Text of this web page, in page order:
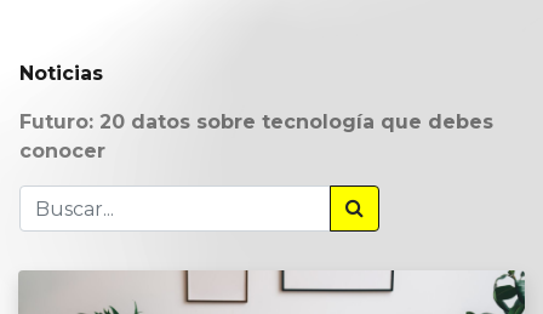
Noticias
Futuro: 20 datos sobre tecnología que debes
conocer